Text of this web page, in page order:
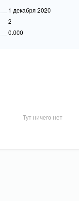
1 декабря 2020
2
0.000
Тут ничего нет